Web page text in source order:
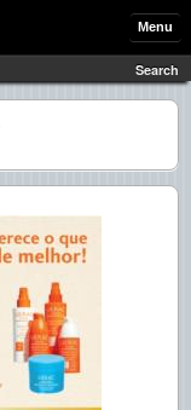
Menu
Search